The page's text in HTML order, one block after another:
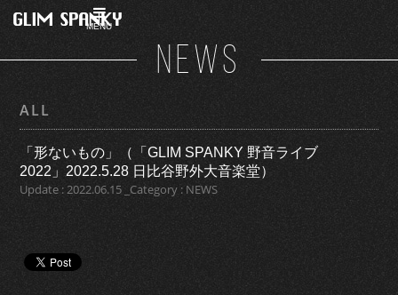
MENU
NEWS
ALL
「形ないもの」（「GLIM SPANKY 野音ライブ
2022」2022.5.28 日比谷野外大音楽堂）
Update : 2022.06.15 _Category : NEWS